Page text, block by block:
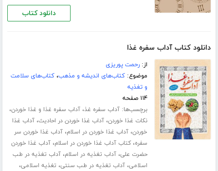
دانلود کتاب
دانلود کتاب آداب سفره غذا
از:رحمت پوریزی
موضوع:کتاب‌های اندیشه و مذهب،کتاب‌های سلامت
و تغذیه
۱۱۴ صفحه
برچسب‌ها:آداب سفره غذ،آداب سفره غذا و غذا خوردن،
نکات غذا خوردن،آداب غذا خوردن در احادیث،آداب غذا
خوردن،آداب غذا خوردن در اسلام،آداب غذا خوردن سر
سفره،کتاب آداب غذا خوردن در اسلام،آداب غذا خوردن
حضرت علی،آداب تغذیه در اسلام،آداب تغذیه در طب
اسلامی،آداب تغذیه در طب سنتی، تغذیه اسلامی،